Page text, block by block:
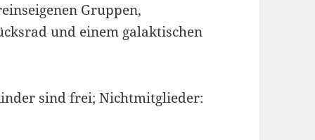
Gruppen,
und einem galaktischen
sind frei; Nichtmitglieder: